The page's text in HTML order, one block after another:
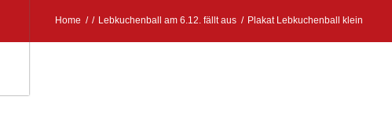
Home / / Lebkuchenball am 6.12. fällt aus / Plakat Lebkuchenball klein